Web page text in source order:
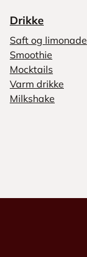
Drikke
Saft og limonade
Smoothie
Mocktails
Varm drikke
Milkshake